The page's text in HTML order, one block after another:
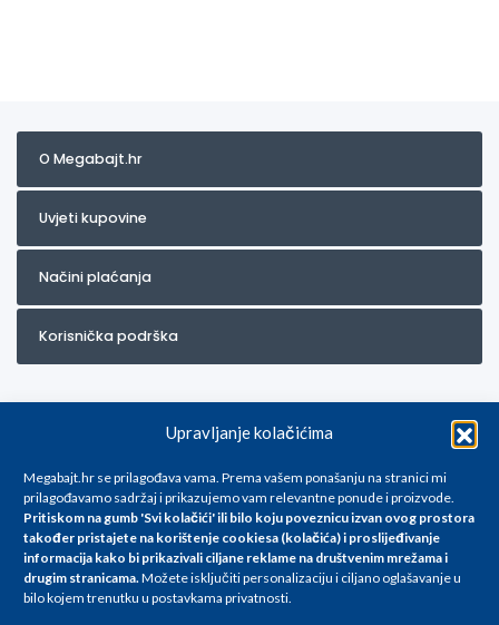
Upravljanje kolačićima
Megabajt.hr se prilagođava vama. Prema vašem ponašanju na stranici mi
prilagođavamo sadržaj i prikazujemo vam relevantne ponude i proizvode.
Pritiskom na gumb 'Svi kolačići' ili bilo koju poveznicu izvan ovog prostora
također pristajete na korištenje cookiesa (kolačića) i proslijeđivanje
informacija kako bi prikazivali ciljane reklame na društvenim mrežama i
drugim stranicama.Možete isključiti personalizaciju i ciljano oglašavanje u
bilo kojem trenutku u postavkama privatnosti.
O Megabajt.hr
Uvjeti kupovine
Načini plaćanja
Korisnička podrška
Za artikle kojih trenutno nema u ponudi obratite nam se na
info@megabajt.hr. Sve cijene su informativnog karaktera i podložne su
promjenama, a
iskazane su za avansno plaćanje(gotovina) u Eurima i uključuju PDV. Sve